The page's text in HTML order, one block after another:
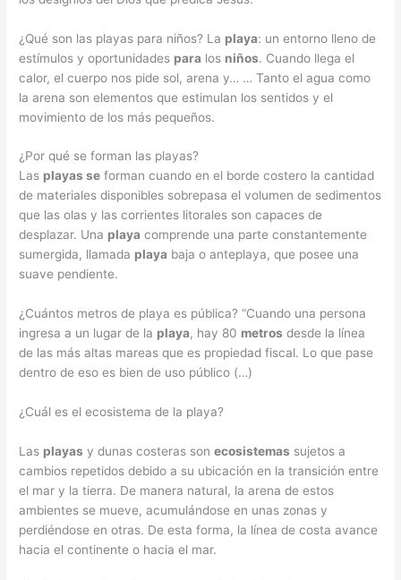
¿Qué son las playas para niños? La playa: un entorno lleno de
estímulos y oportunidades para los niños. Cuando llega el
calor, el cuerpo nos pide sol, arena y… … Tanto el agua como
la arena son elementos que estimulan los sentidos y el
movimiento de los más pequeños.
¿Por qué se forman las playas?
Las playas se forman cuando en el borde costero la cantidad
de materiales disponibles sobrepasa el volumen de sedimentos
que las olas y las corrientes litorales son capaces de
desplazar. Una playa comprende una parte constantemente
sumergida, llamada playa baja o anteplaya, que posee una
suave pendiente.
¿Cuántos metros de playa es pública? “Cuando una persona
ingresa a un lugar de la playa, hay 80 metros desde la línea
de las más altas mareas que es propiedad fiscal. Lo que pase
dentro de eso es bien de uso público (…)
¿Cuál es el ecosistema de la playa?
Las playas y dunas costeras sonecosistemas sujetos a
cambios repetidos debido a su ubicación en la transición entre
el mar y la tierra. De manera natural, la arena de estos
ambientes se mueve, acumulándose en unas zonas y
perdiéndose en otras. De esta forma, la línea de costa avance
hacia el continente o hacia el mar.